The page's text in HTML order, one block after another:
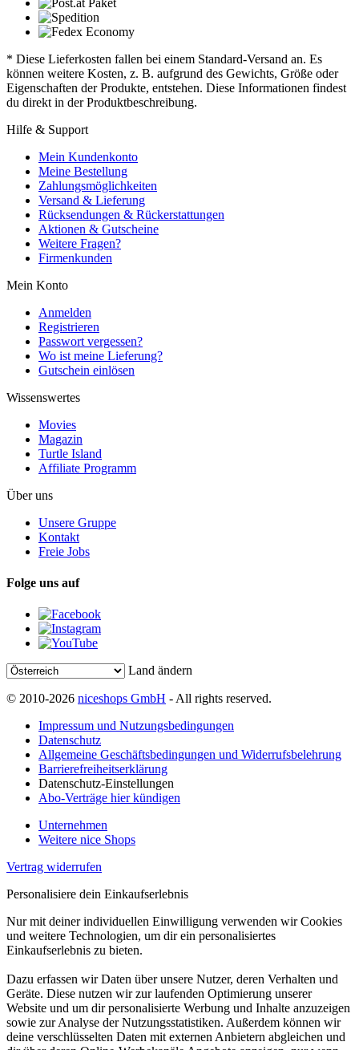
* Diese Lieferkosten fallen bei einem Standard-Versand an. Es
können weitere Kosten, z. B. aufgrund des Gewichts, Größe oder
Eigenschaften der Produkte, entstehen. Diese Informationen findest
du direkt in der Produktbeschreibung.
Hilfe & Support
Mein Kundenkonto
Meine Bestellung
Zahlungsmöglichkeiten
Versand & Lieferung
Rücksendungen & Rückerstattungen
Aktionen & Gutscheine
Weitere Fragen?
Firmenkunden
Mein Konto
Anmelden
Registrieren
Passwort vergessen?
Wo ist meine Lieferung?
Gutschein einlösen
Wissenswertes
Movies
Magazin
Turtle Island
Affiliate Programm
Über uns
Unsere Gruppe
Kontakt
Freie Jobs
Folge uns auf
Land ändern
© 2010-2026 niceshops GmbH - All rights reserved.
Impressum und Nutzungsbedingungen
Datenschutz
Allgemeine Geschäftsbedingungen und Widerrufsbelehrung
Barrierefreiheitserklärung
Datenschutz-Einstellungen
Abo-Verträge hier kündigen
Unternehmen
Weitere nice Shops
Vertrag widerrufen
Personalisiere dein Einkaufserlebnis
Nur mit deiner individuellen Einwilligung verwenden wir Cookies
und weitere Technologien, um dir ein personalisiertes
Einkaufserlebnis zu bieten.
Dazu erfassen wir Daten über unsere Nutzer, deren Verhalten und
Geräte. Diese nutzen wir zur laufenden Optimierung unserer
Website und um dir personalisierte Werbung und Inhalte anzuzeigen
sowie zur Analyse der Nutzungsstatistiken. Außerdem können wir
deine verschlüsselten Daten mit externen Anbietern abgleichen und